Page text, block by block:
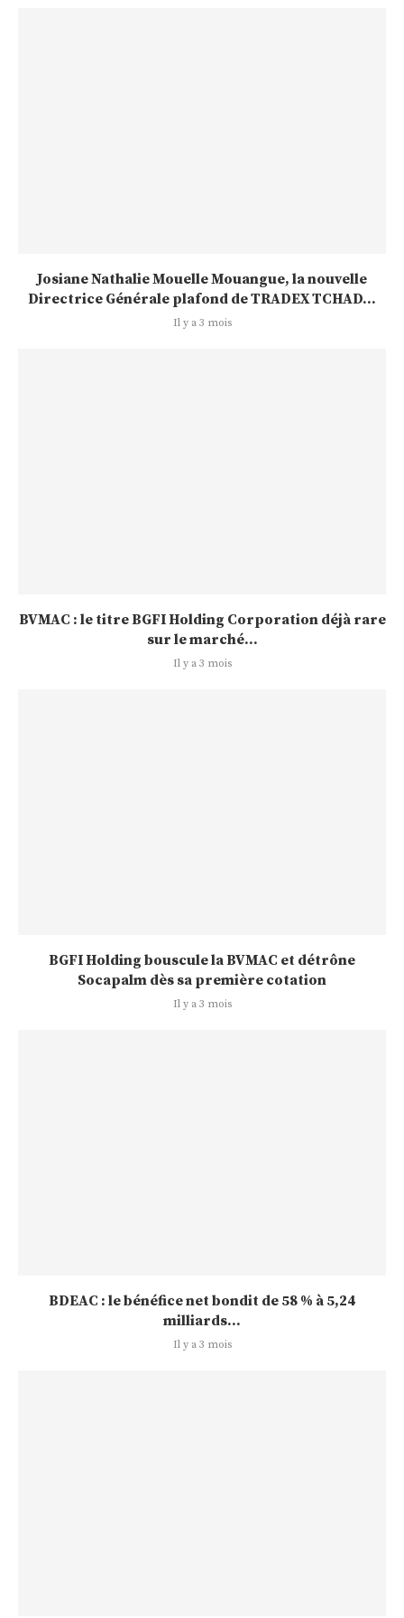
Josiane Nathalie Mouelle Mouangue, la nouvelle
Directrice Générale plafond de TRADEX TCHAD...
Il y a 3 mois
BVMAC : le titre BGFI Holding Corporation déjà rare
sur le marché...
Il y a 3 mois
BGFI Holding bouscule la BVMAC et détrône
Socapalm dès sa première cotation
Il y a 3 mois
BDEAC : le bénéfice net bondit de 58 % à 5,24
milliards...
Il y a 3 mois